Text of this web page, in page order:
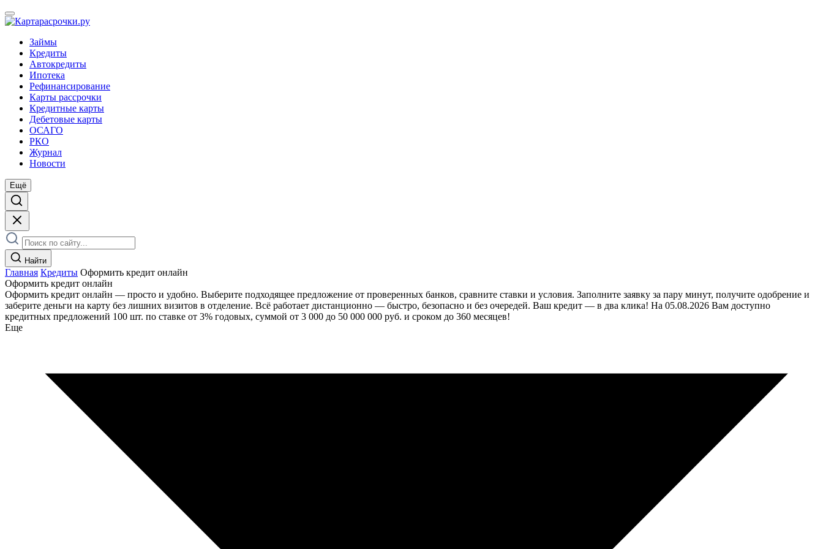
Займы
Кредиты
Автокредиты
Ипотека
Рефинансирование
Карты рассрочки
Кредитные карты
Дебетовые карты
ОСАГО
РКО
Журнал
Новости
Ещё
Найти
Главная Кредиты Оформить кредит онлайн
Оформить кредит онлайн
Оформить кредит онлайн — просто и удобно. Выберите подходящее предложение от проверенных банков, сравните ставки и условия. Заполните заявку за пару минут, получите одобрение и
заберите деньги на карту без лишних визитов в отделение. Всё работает дистанционно — быстро, безопасно и без очередей. Ваш кредит — в два клика! На 05.08.2026 Вам доступно
кредитных предложений 100 шт. по ставке от 3% годовых, суммой от 3 000 до 50 000 000 руб. и сроком до 360 месяцев!
Еще